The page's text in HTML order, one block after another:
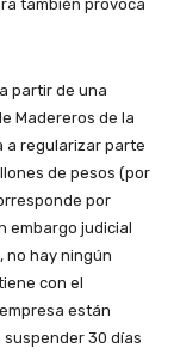
también provoca
partir de una
Madereros de la
a regularizar parte
de pesos (por
por
embargo judicial
no hay ningún
con el
están
30 días